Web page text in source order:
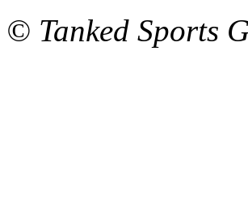
© Tanked Sports